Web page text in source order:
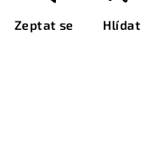
Zeptat se Hlídat